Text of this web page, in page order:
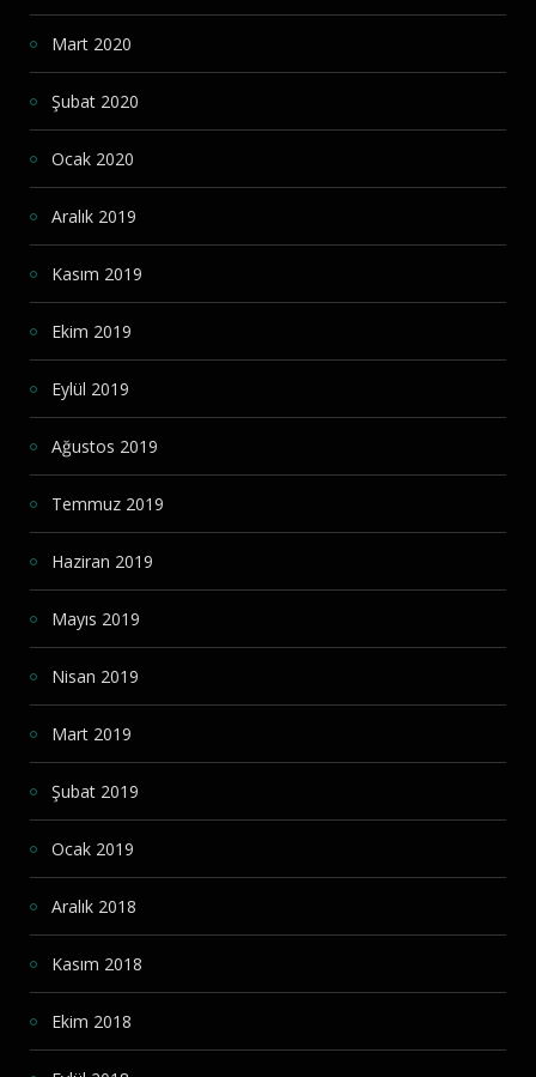
Mart 2020
Şubat 2020
Ocak 2020
Aralık 2019
Kasım 2019
Ekim 2019
Eylül 2019
Ağustos 2019
Temmuz 2019
Haziran 2019
Mayıs 2019
Nisan 2019
Mart 2019
Şubat 2019
Ocak 2019
Aralık 2018
Kasım 2018
Ekim 2018